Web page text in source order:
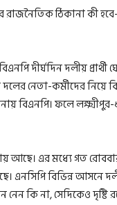
ঠিকানা কী
দীর্ঘদিন দলীয় প্রার্থী
নেতা-কর্মীদের নিয়ে
বিএনপি। ফলে
আছে। এর মধ্যে গত
এনসিপি বিভিন্ন আসনে
কি না, সেদিকেও দৃষ্টি